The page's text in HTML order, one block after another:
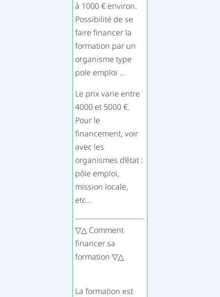
à 1000 € environ.
Possibilité de se
faire financer la
formation par un
organisme type
pole emploi …
Le prix varie entre
4000 et 5000 €.
Pour le
financement, voir
avec les
organismes d’état :
pôle emploi,
mission locale,
etc…
▽△ Comment
financer sa
formation ▽△
La formation est